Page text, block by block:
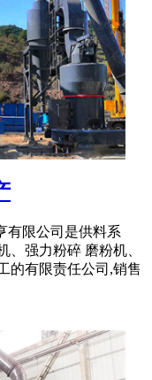
有限公司是供料系
、强力粉碎 磨粉机、
的有限责任公司,销售